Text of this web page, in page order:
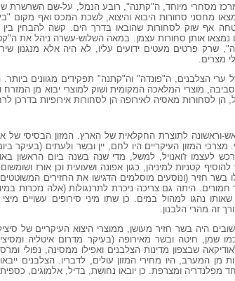
מרכז מסחרי מיוחד, ה"קתנה", רובע הנמל, על-שם השרשרת
מחסני סחורות היבוא והיצוא, לשכת המכס ואף מקום
אף שוק לסחורות שהובאו בדרך הים. קשה להבחין
נמצאו אותן סחורות עצמן. במאה השלוש-עשרה ניהל את
שרק פרטים מעטים ידועים עליו, לא היה אלא מנגנון
מצרים.
הצלבנים, ה"פונדה" וה"קתנה" תפקידים מגוונים ביותר.
מוצרי המלאכה המקומית ושוק למוצרי יבוא מן המזרח
לסחורות מאסיה לאירופה הן לסחורות אירופיות בדרכן
וראשונה לתוצרת החקלאית של הארץ. המזון הבסיסי של
המזון העיקריים היו לחם, יין ובשר ולעתים (בעיקר
דגים. במשך שהותו בעכו בשנים 1254-1250 רכש לעצמו ז'ואנויל, למשל, מדי שנה
קטניות למיניהן, כגון אפונה ושעועית וכן אורז
בשר חזיר (ונוסעים מוסלמים הדגישו את החזירים
היתה גם צריכה ניכרת לתרנגולות (אלה נזכרות
נהגו למהול במים. כן שתו מיני סירופים עשויים
זה מהרי הלבנון.
היה בשר חזיר מעושן, ממוצרי היצוא העיקריים של
שמן, חיטה ובשר מאירופה (בעיקר מדרום איטליה
שבצפון מדינות הצלבנים ואפילו ממסינה, נפולי
המערב, היו מחירי המזון עולים, לדבריו. הצלבנים
ומצרפת. כן יובאו נחושת, בדיל, אלמוגים, כספית,